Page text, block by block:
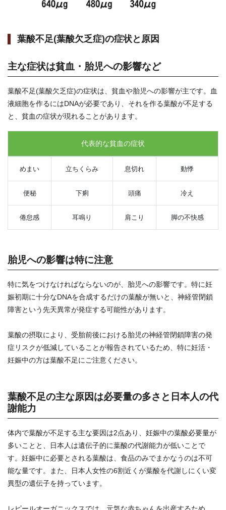
葉酸不足(葉酸欠乏症)の症状と原因
主な症状は貧血・胎児への影響など
葉酸不足(葉酸欠乏症)の症状は、貧血や胎児への影響が主です。血
液細胞を作るにはDNAが必要であり、それを作る葉酸が不足する
と、貧血の症状が現れることがあります。
代表的な貧血の症状
めまい 立ちくらみ 息切れ 動悸
便秘 下痢 頭痛 冷え
倦怠感 耳鳴り 肩こり 脚の不快感
胎児への影響は特に注意
特に気をつけなければならないのが、胎児への影響です。特に妊
娠初期に十分なDNAを合成するだけの葉酸が無いと、神経管閉鎖
障害という先天異常が発症する可能性があります。
葉酸の摂取により、受胎前後における胎児の神経管閉鎖障害の発
症リスクが低減していることが報告されているため、特に妊活・
妊娠中の方は葉酸不足にご注意ください。
葉酸不足の主な原因は必要量の多さと日本人の代
謝能力
体内で葉酸が不足する主な要因は2点あり、妊娠中の葉酸必要量が
多いことと、日本人は遺伝子的に葉酸の代謝能力が低いことで
す。妊娠中に必要とされる葉酸は、食品のみでまかなうのは不可
能な量です。また、日本人女性の6割近くが葉酸を代謝しにくい変
異型の遺伝子を持っています。
レピールオーガニックスでは、元気な赤ちゃんを出産するため